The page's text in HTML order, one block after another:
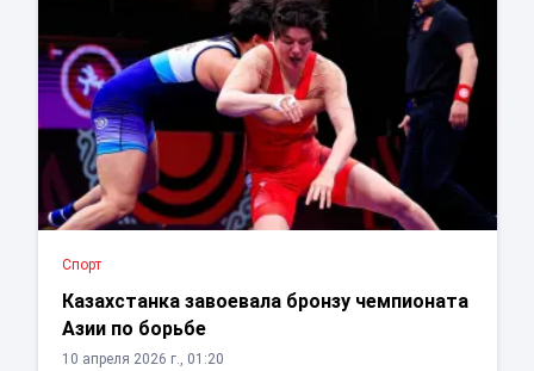
Спорт
Казахстанка завоевала бронзу чемпионата
Азии по борьбе
10 апреля 2026 г., 01:20